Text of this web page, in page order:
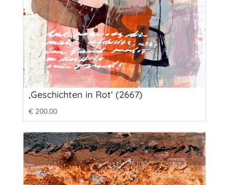
‚Geschichten in Rot‘ (2667)
€200.00